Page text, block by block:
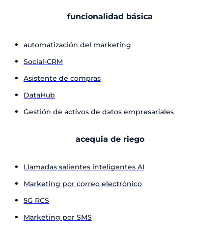
funcionalidad básica
automatización del marketing
Social-CRM
Asistente de compras
DataHub
Gestión de activos de datos empresariales
acequia de riego
Llamadas salientes inteligentes AI
Marketing por correo electrónico
5G RCS
Marketing por SMS